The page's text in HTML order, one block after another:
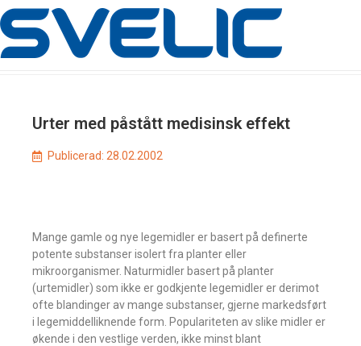
Urter med påstått medisinsk effekt
Publicerad: 28.02.2002
Mange gamle og nye legemidler er basert på definerte
potente substanser isolert fra planter eller
mikroorganismer. Naturmidler basert på planter
(urtemidler) som ikke er godkjente legemidler er derimot
ofte blandinger av mange substanser, gjerne markedsført
i legemiddelliknende form. Populariteten av slike midler er
økende i den vestlige verden, ikke minst blant